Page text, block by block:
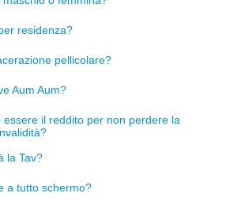
residenza?
pellicolare?
Aum Aum?
essere il reddito per non perdere la
la Tav?
a tutto schermo?